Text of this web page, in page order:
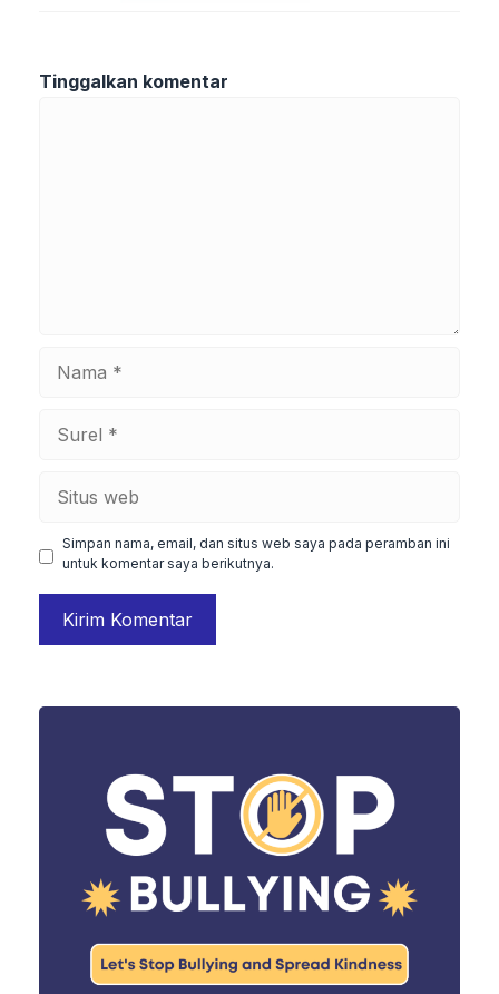
Tinggalkan komentar
web
Simpan nama, email, dan situs web saya pada peramban ini
untuk komentar saya berikutnya.